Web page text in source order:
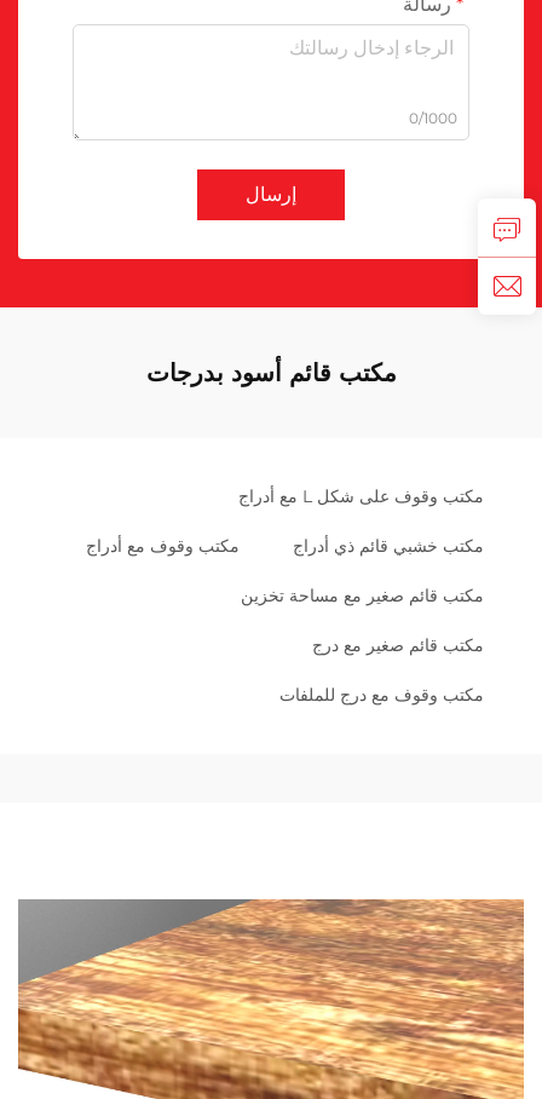
رسالة
0/1000
إرسال
مكتب قائم أسود بدرجات
مكتب وقوف على شكل L مع أدراج
مكتب خشبي قائم ذي أدراج مكتب وقوف مع أدراج
مكتب قائم صغير مع مساحة تخزين
مكتب قائم صغير مع درج
مكتب وقوف مع درج للملفات